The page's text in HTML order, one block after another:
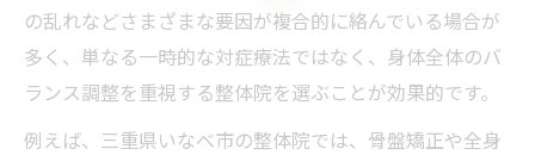
の乱れなどさまざまな要因が複合的に絡んでいる場合が
多く、単なる一時的な対症療法ではなく、身体全体のバ
ランス調整を重視する整体院を選ぶことが効果的です。
例えば、三重県いなべ市の整体院では、骨盤矯正や全身